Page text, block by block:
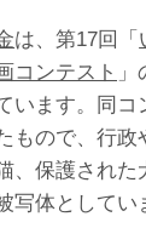
は、第17回「
コンテスト
います。同
もので、行政
、保護された
写体としてい